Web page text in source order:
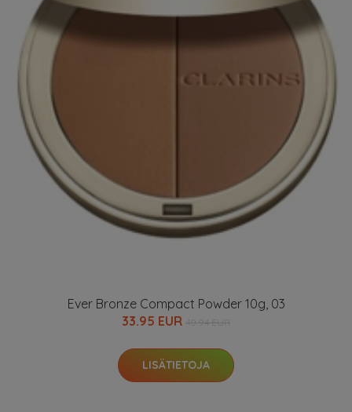
Ever Bronze Compact Powder 10g, 03
33.95 EUR
LISÄTIETOJA